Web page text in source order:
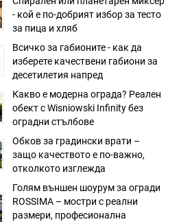
- кой е по-добрият избор за тесто
за пица и хляб
Всичко за габионите - как да
изберете качествени габиони за
десетилетия напред
Какво е модерна ограда? Реален
обект с Wisniowski Infinity без
оградни стълбове
Обков за градински врати –
защо качеството е по-важно,
отколкото изглежда
Голям външен шоурум за огради
ROSSIMA – мостри с реални
размери, професионална